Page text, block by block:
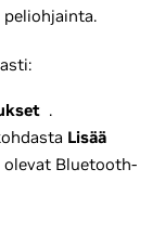
.
Lisää
olevat Bluetooth-